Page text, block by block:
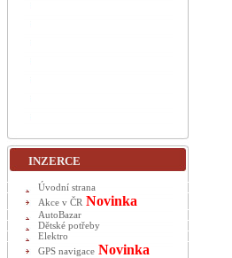
INZERCE
Úvodní strana
Akce v ČR Novinka
AutoBazar
Dětské potřeby
Elektro
GPS navigace Novinka